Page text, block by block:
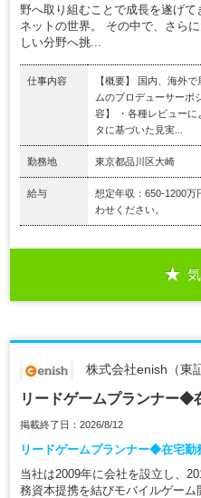
野へ取り組むことで成長を遂げ
ネットの世界。 その中で、さら
しい分野へ挑...
仕事内容
【概要】 国内、海外
ムのプロデューサーポ
容】 ・各種レビューに
タに基づいた見実...
勤務地 東京都品川区大崎
給与
想定年収：650-1200
わせください。
株式会社enish（東
リードゲームプランナー
掲載終了日：2026/8/12
リードゲームプランナー◆在宅
当社は2009年に会社を設立し、
務資本提携を結びモバイルゲー